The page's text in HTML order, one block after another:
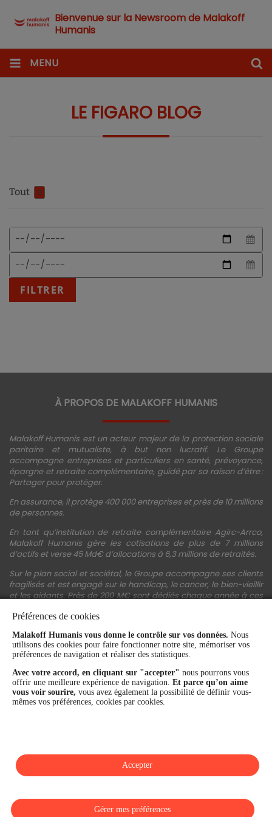
Bienvenue sur la Newsroom de Malakoff
Humanis
MENU
LE FIGARO BLOG
Tout 0
Date
début
Date
Format
date
attendu
:
JJ/MM/AAAA
FILTRER
À PROPOS DE MALAKOFF HUMANIS
Malakoff Humanis est un acteur majeur de la protection sociale
paritaire et mutualiste, à but non lucratif. Le Groupe
accompagne entreprises et particuliers en santé, prévoyance,
épargne et retraite complémentaire, guidé par sa raison d’être :
Partager pour protéger.
En assurance, il protège 400 000 entreprises et près de 10 millions
de personnes.
En tant qu’institution de retraite complémentaire Agirc-Arrco,
Malakoff Humanis gère les cotisations de plus de 7 millions
d’actifs et verse 45 Md€ d’allocations à 6,3 millions de retraités.
Sur le plan social et sociétal, le Groupe accompagne ses clients
fragilisés et est engagé sur le handicap, le cancer, le bien-vieillir
et les aidants. Près de 200 M€ sont dédiés chaque année à ces
financière et la performance du Groupe sont confirmées par une
notation A+ attribuée depuis 4 ans par S&P Global Ratings et
Fitch Ratings. Sur les plans extra-financiers, Malakoff Humanis
figure parmi les 2% des entreprises les mieux notées au monde
en matière de critères RSE (Ecovadis, niveau Gold - 81/100 en
2026). Enfin, Malakoff Humanis est certifié Top Employer France
par le Top Employers Institute depuis 3 ans.
Préférences de cookies
Malakoff Humanis vous donne le contrôle sur vos données. Nous
utilisons des cookies pour faire fonctionner notre site, mémoriser vos
préférences de navigation et réaliser des statistiques.
Avec votre accord, en cliquant sur "accepter" nous pourrons vous
offrir une meilleure expérience de navigation. Et parce qu’on aime
vous voir sourire, vous avez également la possibilité de définir vous-
mêmes vos préférences, cookies par cookies.
Gérer mes préférences
Accepter